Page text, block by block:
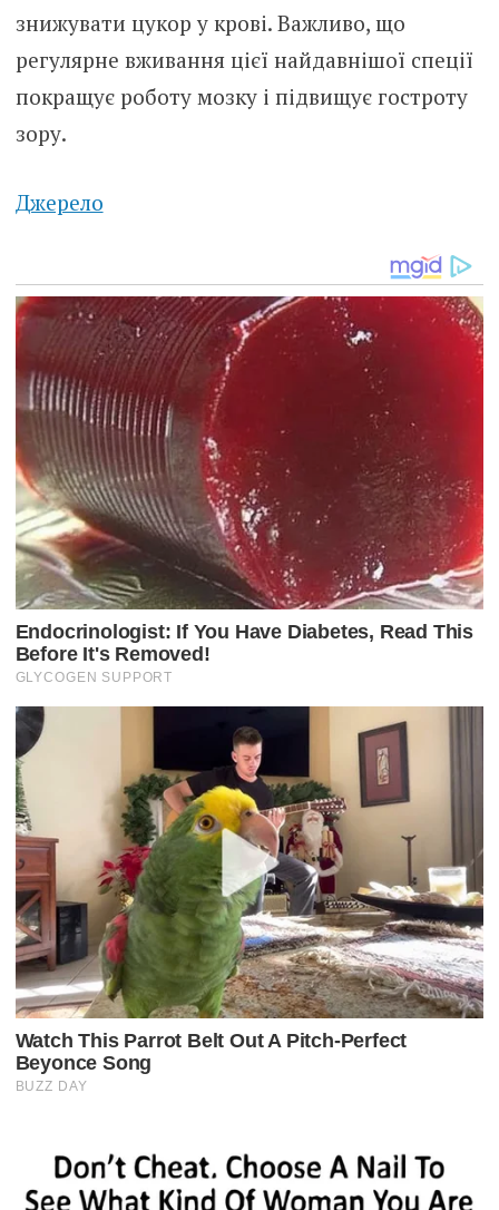
знижувати цукор у крові. Важливо, що
регулярне вживання цієї найдавнішої спеції
покращує роботу мозку і підвищує гостроту
зору.
Джерело